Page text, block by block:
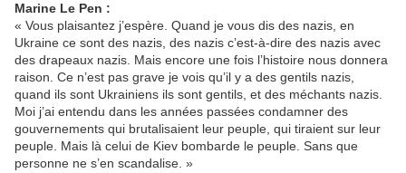
Marine Le Pen :
« Vous plaisantez j’espère. Quand je vous dis des nazis, en
Ukraine ce sont des nazis, des nazis c’est-à-dire des nazis avec
des drapeaux nazis. Mais encore une fois l’histoire nous donnera
raison. Ce n’est pas grave je vois qu’il y a des gentils nazis,
quand ils sont Ukrainiens ils sont gentils, et des méchants nazis.
Moi j’ai entendu dans les années passées condamner des
gouvernements qui brutalisaient leur peuple, qui tiraient sur leur
peuple. Mais là celui de Kiev bombarde le peuple. Sans que
personne ne s’en scandalise. »